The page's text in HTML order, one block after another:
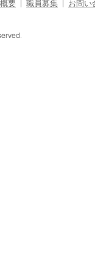
要 職員募集 お問い